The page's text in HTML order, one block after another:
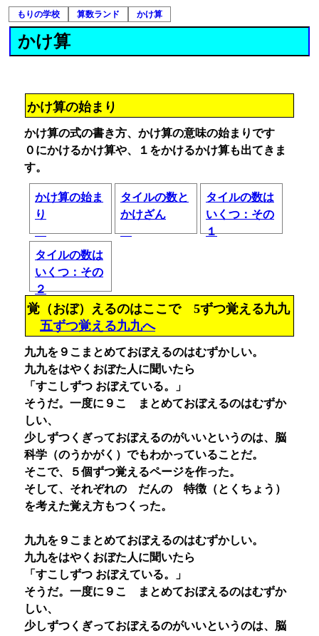
もりの学校 算数ランド かけ算
かけ算
かけ算の始まり
かけ算の式の書き方、かけ算の意味の始まりです
０にかけるかけ算や、１をかけるかけ算も出てきま
す。
かけ算の始ま
り
タイルの数と
かけざん
タイルの数は
いくつ：その
１
タイルの数は
いくつ：その
２
覚（おぼ）えるのはここで 5ずつ覚える九九
五ずつ覚える九九へ
九九を９こまとめておぼえるのはむずかしい。
九九をはやくおぼた人に聞いたら
「すこしずつ おぼえている。」
そうだ。一度に９こ まとめておぼえるのはむずか
しい、
少しずつくぎっておぼえるのがいいというのは、脳
科学（のうかがく）でもわかっていることだ。
そこで、５個ずつ覚えるページを作った。
そして、それぞれの だんの 特徴（とくちょう）
を考えた覚え方もつくった。
九九を９こまとめておぼえるのはむずかしい。
九九をはやくおぼた人に聞いたら
「すこしずつ おぼえている。」
そうだ。一度に９こ まとめておぼえるのはむずか
しい、
少しずつくぎっておぼえるのがいいというのは、脳